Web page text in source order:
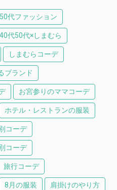
代ファッション
40代50代×しまむら
しまむらコーデ
ブランド
お宮参りのママコーデ
ホテル・レストランの服装
コーデ
コーデ
旅行コーデ
8月の服装 肩掛けのやり方